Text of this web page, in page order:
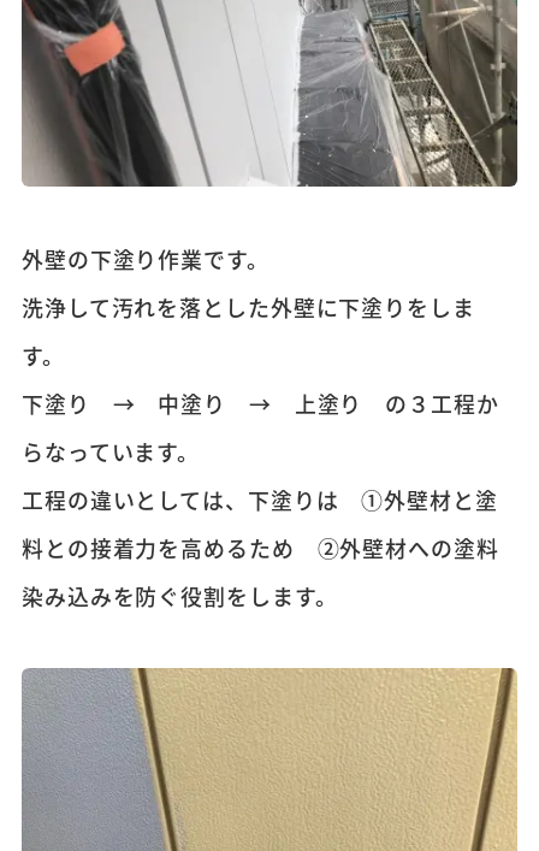
外壁の下塗り作業です。
洗浄して汚れを落とした外壁に下塗りをしま
す。
下塗り → 中塗り → 上塗り の３工程か
らなっています。
工程の違いとしては、下塗りは ①外壁材と塗
料との接着力を高めるため ②外壁材への塗料
染み込みを防ぐ役割をします。